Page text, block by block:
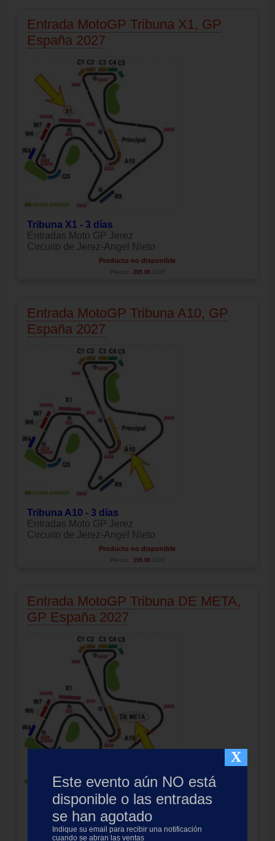
X
Este evento aún NO está
disponible o las entradas
se han agotado
Indique su email para recibir una notificación
cuando se abran las ventas
Entrada MotoGP Tribuna X1, GP
España 2027
Tribuna X1 - 3 días
Entradas Moto GP Jerez
Circuito de Jerez-Angel Nieto
Producto no disponible
Precio: 205.00 EUR
Entrada MotoGP Tribuna A10, GP
España 2027
Tribuna A10 - 3 días
Entradas Moto GP Jerez
Circuito de Jerez-Angel Nieto
Producto no disponible
Precio: 199.00 EUR
Entrada MotoGP Tribuna DE META,
GP España 2027
Tribuna DE META (antigua VIP) - 3 días
Entradas Moto GP Jerez
Circuito de Jerez-Angel Nieto
Producto no disponible